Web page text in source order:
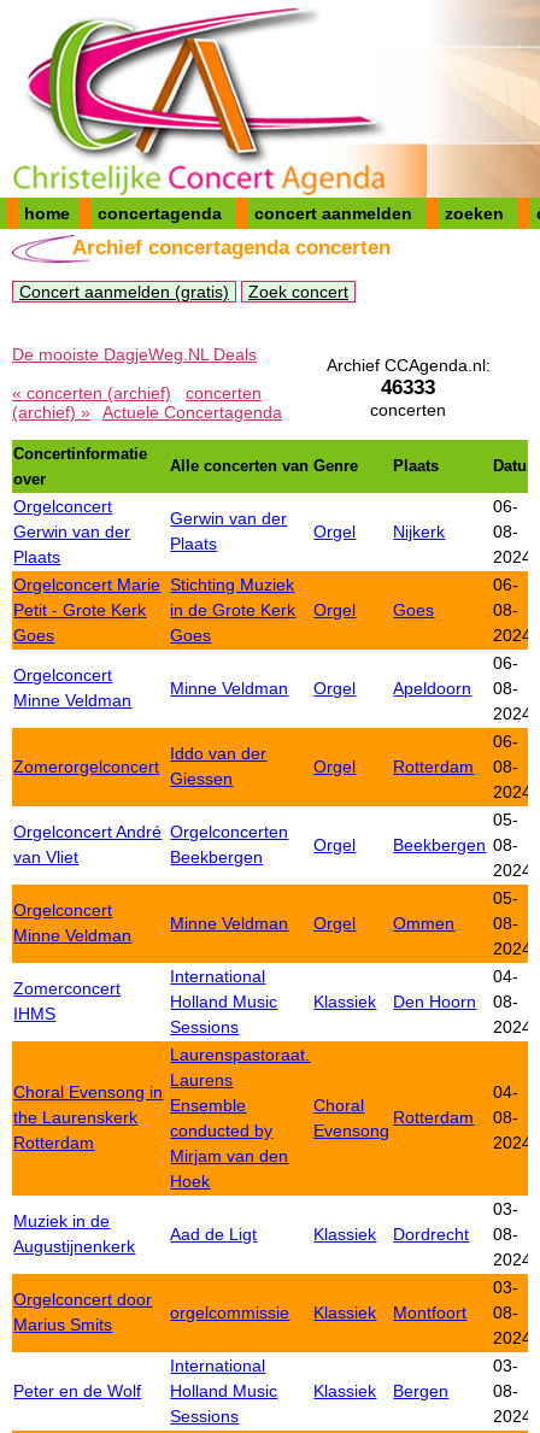
home concertagenda concert aanmelden zoeken
Archief concertagenda concerten
Concert aanmelden (gratis) Zoek concert
Archief CCAgenda.nl:
46333
concerten
De mooiste DagjeWeg.NL Deals
« concerten (archief)
concerten
(archief) »
Actuele Concertagenda
Concertinformatie
over
Alle concerten van Genre Plaats Datum
Orgelconcert
Gerwin van der
Plaats
Gerwin van der
Plaats
Orgel Nijkerk
06-
08-
2024
Orgelconcert Marie
Petit - Grote Kerk
Goes
Stichting Muziek
in de Grote Kerk
Goes
Orgel Goes
06-
08-
2024
Orgelconcert
Minne Veldman
Minne Veldman Orgel Apeldoorn
06-
08-
2024
Zomerorgelconcert
Iddo van der
Giessen
Orgel Rotterdam
06-
08-
2024
Orgelconcert André
van Vliet
Orgelconcerten
Beekbergen
Orgel Beekbergen
05-
08-
2024
Orgelconcert
Minne Veldman
Minne Veldman Orgel Ommen
05-
08-
2024
Zomerconcert
IHMS
International
Holland Music
Sessions
Klassiek Den Hoorn
04-
08-
2024
Choral Evensong in
the Laurenskerk
Rotterdam
Laurenspastoraat.
Laurens
Ensemble
conducted by
Mirjam van den
Hoek
Choral
Evensong
Rotterdam
04-
08-
2024
Muziek in de
Augustijnenkerk
Aad de Ligt Klassiek Dordrecht
03-
08-
2024
Orgelconcert door
Marius Smits
orgelcommissie Klassiek Montfoort
03-
08-
2024
Peter en de Wolf
International
Holland Music
Sessions
Klassiek Bergen
03-
08-
2024